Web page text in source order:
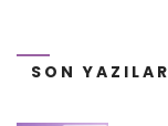
SON YAZILAR